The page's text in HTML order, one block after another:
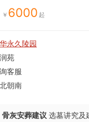
6000
永久陵园
苑
客服
朝南
骨灰安葬建议 选墓讲究及